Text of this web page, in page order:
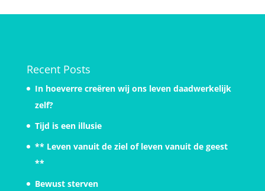
Recent Posts
In hoeverre creëren wij ons leven daadwerkelijk
zelf?
Tijd is een illusie
** Leven vanuit de ziel of leven vanuit de geest
**
Bewust sterven